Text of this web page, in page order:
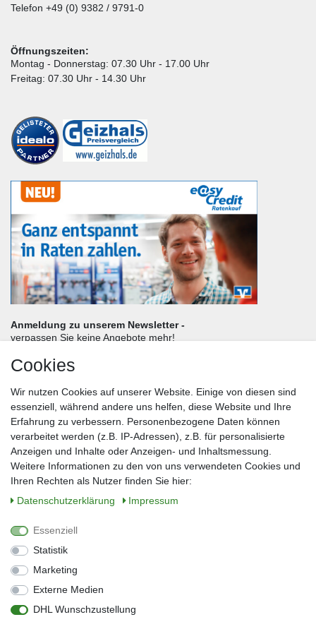
Telefon +49 (0) 9382 / 9791-0
Öffnungszeiten:
Montag - Donnerstag: 07.30 Uhr - 17.00 Uhr
Freitag: 07.30 Uhr - 14.30 Uhr
Anmeldung zu unserem Newsletter -
verpassen Sie keine Angebote mehr!
Nachname*
E-Mail*
Sie können den Newsletter jederzeit kostenlos abbestellen.
** gilt für Lieferungen innerhalb Deutschlands, Lieferzeiten für andere Länder
entnehmen Sie bitte der Schaltfläche mit den Versandinformationen
Widerrufs­recht
Kontakt
Barrierefreiheitserklärung
Cookies
Wir nutzen Cookies auf unserer Website. Einige von diesen sind
essenziell, während andere uns helfen, diese Website und Ihre
Erfahrung zu verbessern. Personenbezogene Daten können
verarbeitet werden (z.B. IP-Adressen), z.B. für personalisierte
Anzeigen und Inhalte oder Anzeigen- und Inhaltsmessung.
Weitere Informationen zu den von uns verwendeten Cookies und
Ihren Rechten als Nutzer finden Sie hier:
Daten­schutz­erklärung
Impressum
Essenziell
Statistik
Marketing
Externe Medien
DHL Wunschzustellung